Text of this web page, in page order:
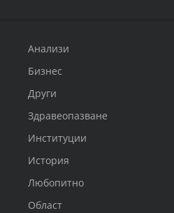
Анализи
Бизнес
Други
Здравеопазване
Институции
История
Любопитно
Област